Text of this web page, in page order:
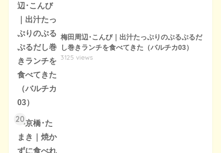
梅田周辺･こんび｜出汁たっぷりのぷるぷるだ
し巻きランチを食べてきた（バルチカ03）
3125 views
20